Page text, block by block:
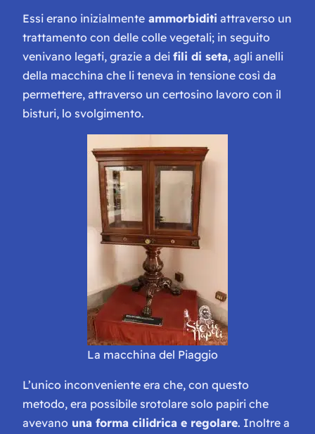
Essi erano inizialmente ammorbiditi attraverso un
trattamento con delle colle vegetali; in seguito
venivano legati, grazie a dei fili di seta, agli anelli
della macchina che li teneva in tensione così da
permettere, attraverso un certosino lavoro con il
bisturi, lo svolgimento.
La macchina del Piaggio
L’unico inconveniente era che, con questo
metodo, era possibile srotolare solo papiri che
avevano una forma cilidrica e regolare. Inoltre a